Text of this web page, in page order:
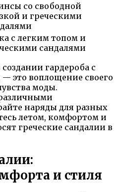
со свободной
и греческими
с легким топом и
сандалями
гардероба с
это воплощение своего
моды.
наряды для разных
летом, комфортом и
греческие сандалии в
и стиля